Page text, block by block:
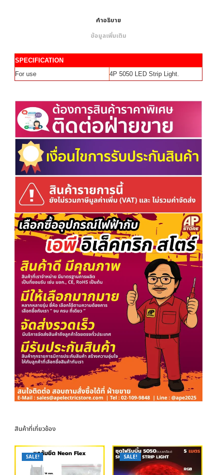
คำอธิบาย
ข้อมูลเพิ่มเติม
SPECIFICATION
For use
4P 5050 LED Strip Light.
สินค้าที่เกี่ยวข้อง
SALE! SALE!